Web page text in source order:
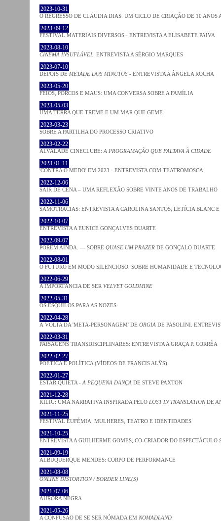
2023-10-31
O REGRESSO DE CLÁUDIA DIAS. UM CICLO DE CRIAÇÃO DE 10
2023-09-12
FESTIVAL MATERIAIS DIVERSOS - ENTREVISTA A ELISABETE PAIVA
2023-08-10
CINEMA INSUFLÁVEL: ENTREVISTA A SÉRGIO MARQUES
2023-07-10
DEPOIS DE METADE DOS MINUTOS - ENTREVISTA A ÂNGELA ROCHA
2023-05-20
FEIOS, PORCOS E MAUS: UMA CONVERSA SOBRE A FAMÍLIA
2023-05-03
UMA TERRA QUE TREME E UM MAR QUE GEME
2023-03-23
SOBRE A PARTILHA DO PROCESSO CRIATIVO
2023-02-22
ALVALADE CINECLUBE: A PROGRAMAÇÃO QUE FALTAVA À CIDADE
2023-01-11
'CONTRA O MEDO' EM 2023 - ENTREVISTA COM TEATROMOSCA
2022-12-06
SAIR DE CENA – UMA REFLEXÃO SOBRE VINTE ANOS DE TRABALHO
2022-11-06
SAMOTRACIAS: ENTREVISTA A CAROLINA SANTOS, LETÍCIA BLANC
2022-10-07
ENTREVISTA A EUNICE GONÇALVES DUARTE
2022-09-07
PORÉM AINDA. — SOBRE QUASE UM PRAZER DE GONÇALO DUARTE
2022-08-01
O FUTURO EM MODO SILENCIOSO. SOBRE HUMANIDADE E
2022-06-29
A IMPORTÂNCIA DE SER VELVET GOLDMINE
2022-05-31
OS ESQUILOS PARA AS NOZES
2022-04-28
À VOLTA DA 'META-PERSONAGEM' DE ORGIA DE PASOLINI.
2022-03-31
PAISAGENS TRANSDISCIPLINARES: ENTREVISTA A GRAÇA P. CORRÊA
2022-02-27
POÉTICA E POLÍTICA (VÍDEOS DE FRANCIS ALŸS)
2022-01-27
ESTAR QUIETA - A PEQUENA DANÇA DE STEVE PAXTON
2021-12-28
KILIG: UMA NARRATIVA INSPIRADA PELO LOST IN TRANSLATIONDE
2021-11-25
FESTIVAL EUFÉMIA: MULHERES, TEATRO E IDENTIDADES
2021-10-25
ENTREVISTA A GUILHERME GOMES, CO-CRIADOR DO ESPECTÁCULO
2021-09-19
ALBUQUERQUE MENDES: CORPO DE PERFORMANCE
2021-08-08
ONLINE DISTORTION / BORDER LINE(S)
2021-07-06
AURORA NEGRA
2021-05-26
A CONFUSÃO DE SE SER NÓMADA EM NOMADLAND